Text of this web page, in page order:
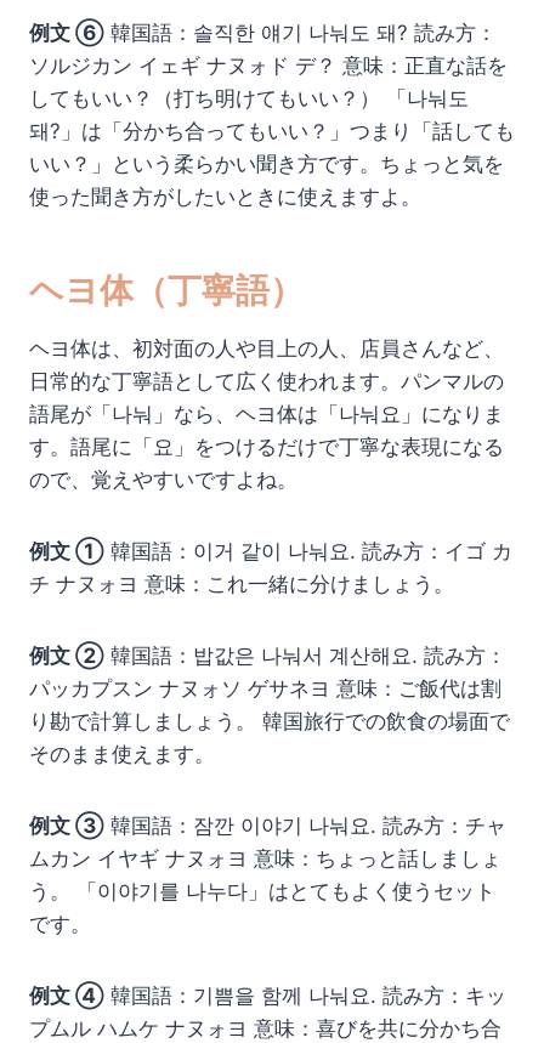
例文 ⑥ 韓国語：솔직한 얘기 나눠도 돼? 読み方：
ソルジカン イェギ ナヌォド デ？ 意味：正直な話を
してもいい？（打ち明けてもいい？） 「나눠도
돼?」は「分かち合ってもいい？」つまり「話しても
いい？」という柔らかい聞き方です。ちょっと気を
使った聞き方がしたいときに使えますよ。
ヘヨ体（丁寧語）
ヘヨ体は、初対面の人や目上の人、店員さんなど、
日常的な丁寧語として広く使われます。パンマルの
語尾が「나눠」なら、ヘヨ体は「나눠요」になりま
す。語尾に「요」をつけるだけで丁寧な表現になる
ので、覚えやすいですよね。
例文 ① 韓国語：이거 같이 나눠요. 読み方：イゴ カ
チ ナヌォヨ 意味：これ一緒に分けましょう。
例文 ② 韓国語：밥값은 나눠서 계산해요. 読み方：
パッカプスン ナヌォソ ゲサネヨ 意味：ご飯代は割
り勘で計算しましょう。 韓国旅行での飲食の場面で
そのまま使えます。
例文 ③ 韓国語：잠깐 이야기 나눠요. 読み方：チャ
ムカン イヤギ ナヌォヨ 意味：ちょっと話しましょ
う。 「이야기를 나누다」はとてもよく使うセット
です。
例文 ④ 韓国語：기쁨을 함께 나눠요. 読み方：キッ
プムル ハムケ ナヌォヨ 意味：喜びを共に分かち合